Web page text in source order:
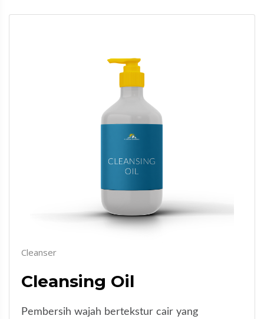
Cleanser
Cleansing Oil
Pembersih wajah bertekstur cair yang